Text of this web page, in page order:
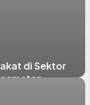
di Sektor